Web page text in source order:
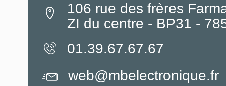
106 rue des frères
ZI du centre - BP31 -
01.39.67.67.67
web@mbelectronique.fr